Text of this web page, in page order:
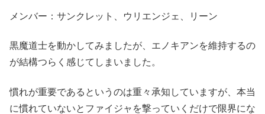
メンバー：サンクレット、ウリエンジェ、リーン
黒魔道士を動かしてみましたが、エノキアンを維持するの
が結構つらく感じてしまいました。
慣れが重要であるというのは重々承知していますが、本当
に慣れていないとファイジャを撃っていくだけで限界にな